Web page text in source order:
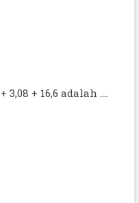
+ 16,6 adalah ....